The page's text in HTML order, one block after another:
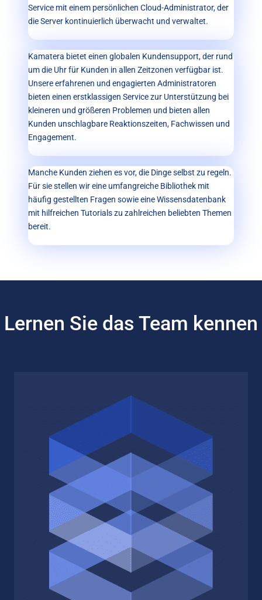
Service mit einem persönlichen Cloud-Administrator, der
die Server kontinuierlich überwacht und verwaltet.
Kamatera bietet einen globalen Kundensupport, der rund
um die Uhr für Kunden in allen Zeitzonen verfügbar ist.
Unsere erfahrenen und engagierten Administratoren
bieten einen erstklassigen Service zur Unterstützung bei
kleineren und größeren Problemen und bieten allen
Kunden unschlagbare Reaktionszeiten, Fachwissen und
Engagement.
Manche Kunden ziehen es vor, die Dinge selbst zu regeln.
Für sie stellen wir eine umfangreiche Bibliothek mit
häufig gestellten Fragen sowie eine Wissensdatenbank
mit hilfreichen Tutorials zu zahlreichen beliebten Themen
bereit.
Lernen Sie das Team kennen